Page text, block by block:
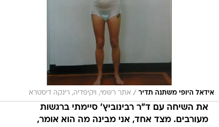
אידאל היופי משתנה תדיר / אתר רשמי, ויקיפדיה, רינקה דיסטרא
את השיחה עם ד"ר רבינוביץ' סיימתי ברגשות
מעורבים. מצד אחד, אני מבינה מה הוא אומר,